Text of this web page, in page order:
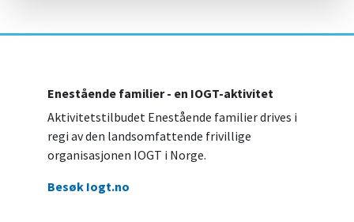
Enestående familier - en IOGT-aktivitet
Aktivitetstilbudet Enestående familier drives i
regi av den landsomfattende frivillige
organisasjonen IOGT i Norge.
Besøk Iogt.no